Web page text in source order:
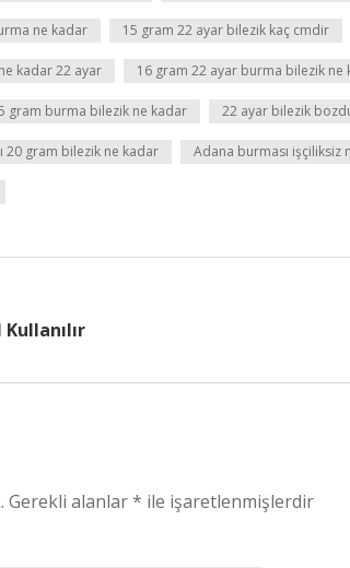
ne kadar 15 gram 22 ayar bilezik kaç cmdir
kadar 22 ayar 16 gram 22 ayar burma bilezik ne
gram burma bilezik ne kadar 22 ayar bilezik
20 gram bilezik ne kadar Adana burması işçiliksiz
Gerekli alanlar* ile işaretlenmişlerdir